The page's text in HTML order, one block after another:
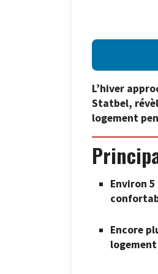
L’hiver
Statbel,
logement
Environ
Encore